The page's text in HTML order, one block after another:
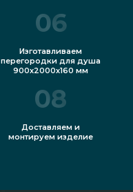
06
Изготавливаем
перегородки для душа
900х2000х160 мм
08
Доставляем и
монтируем изделие